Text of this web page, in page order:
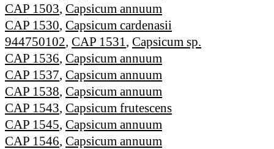
CAP 1503, Capsicum annuum
CAP 1530, Capsicum cardenasii
944750102, CAP 1531, Capsicum sp.
CAP 1536, Capsicum annuum
CAP 1537, Capsicum annuum
CAP 1538, Capsicum annuum
CAP 1543, Capsicum frutescens
CAP 1545, Capsicum annuum
CAP 1546, Capsicum annuum